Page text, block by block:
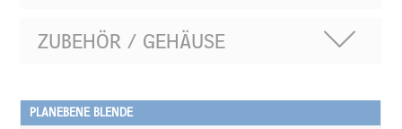
ZUBEHÖR / GEHÄUSE
ARTIKELNUMMER
PLANEBENE BLENDE